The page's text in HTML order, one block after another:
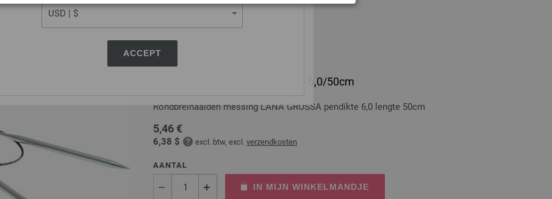
ACCEPT
Rondbreinaalden Messing dikte 6,0/50cm
Rondbreinaalden messing LANA GROSSA pendikte 6,0 lengte 50cm
5,46 €
6,38 $ excl. btw, excl. verzendkosten
AANTAL
IN MIJN WINKELMANDJE